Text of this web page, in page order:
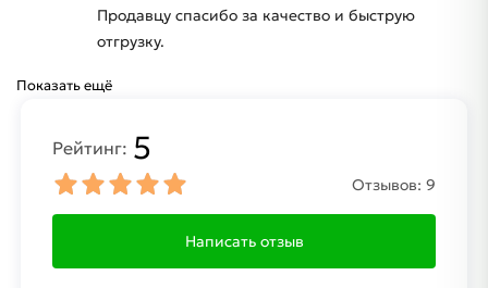
Продавцу спасибо за качество и быструю
отгрузку.
Показать ещё
Рейтинг: 5
Отзывов: 9
Написать отзыв